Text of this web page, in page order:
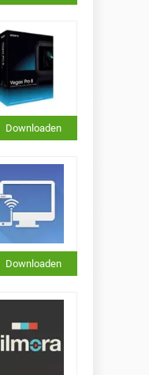
Downloaden
Downloaden